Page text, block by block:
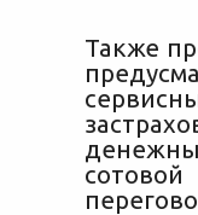
Также